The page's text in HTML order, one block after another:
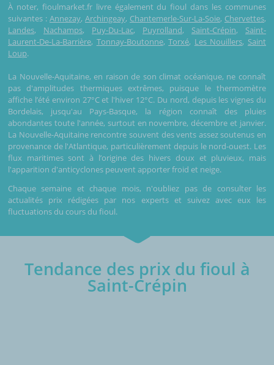
À noter, fioulmarket.fr livre également du fioul dans les communes
suivantes : Annezay, Archingeay, Chantemerle-Sur-La-Soie, Chervettes,
Landes, Nachamps, Puy-Du-Lac, Puyrolland, Saint-Crépin, Saint-
Laurent-De-La-Barrière, Tonnay-Boutonne,Torxé, Les Nouillers, Saint
Loup.
La Nouvelle-Aquitaine, en raison de son climat océanique, ne connaît
pas d'amplitudes thermiques extrêmes, puisque le thermomètre
affiche l’été environ 27°C et l'hiver 12°C. Du nord, depuis les vignes du
Bordelais, jusqu'au Pays-Basque, la région connaît des pluies
abondantes toute l'année, surtout en novembre, décembre et janvier.
La Nouvelle-Aquitaine rencontre souvent des vents assez soutenus en
provenance de l'Atlantique, particulièrement depuis le nord-ouest. Les
flux maritimes sont à l’origine des hivers doux et pluvieux, mais
l'apparition d'anticyclones peuvent apporter froid et neige.
Chaque semaine et chaque mois, n'oubliez pas de consulter les
actualités prix rédigées par nos experts et suivez avec eux les
fluctuations du cours du fioul.
Tendance des prix du fioul à
Saint-Crépin